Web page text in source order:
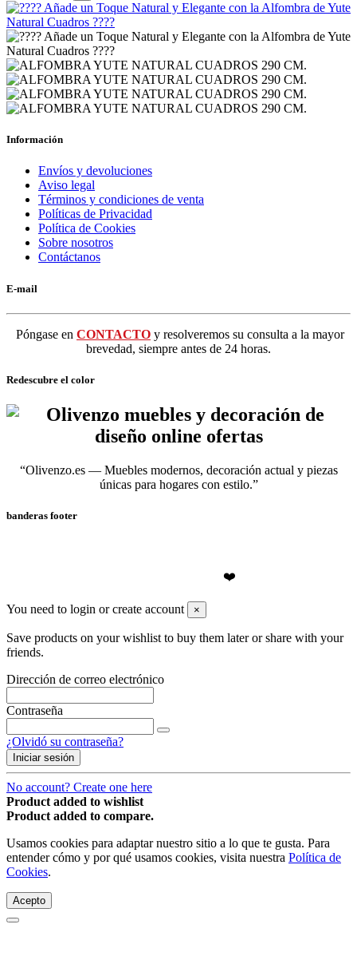
Información
Envíos y devoluciones
Aviso legal
Términos y condiciones de venta
Políticas de Privacidad
Política de Cookies
Sobre nosotros
Contáctanos
E-mail
Póngase en CONTACTO y resolveremos su consulta a la mayor
brevedad, siempre antes de 24 horas.
Redescubre el color
“Olivenzo.es — Muebles modernos, decoración actual y piezas
únicas para hogares con estilo.”
banderas footer
❤️
You need to login or create account ×
Save products on your wishlist to buy them later or share with your
friends.
Dirección de correo electrónico
Contraseña
¿Olvidó su contraseña?
Iniciar sesión
No account? Create one here
Product added to wishlist
Product added to compare.
Usamos cookies para adaptar nuestro sitio a lo que te gusta. Para
entender cómo y por qué usamos cookies, visita nuestra Política de
Cookies.
Acepto